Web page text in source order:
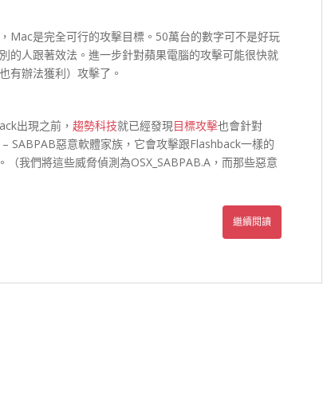
Mac是完全可行的攻擊目標。50萬台的數字可不是好玩
的人跟著效法。進一步針對蘋果電腦的攻擊可能很快就
有辦法獲利）攻擊了。
出現之前， 趨勢科技就已經發現目標攻擊也會針對
SABPAB惡意軟體家族，它會攻擊跟Flashback一樣的
我們將這些威脅偵測為OSX_SABPAB.A，而那些惡意
繼續閱讀